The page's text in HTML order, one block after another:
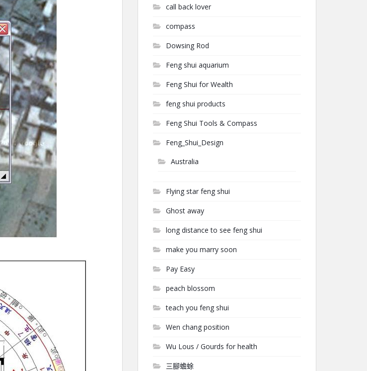
call back lover
compass
Dowsing Rod
Feng shui aquarium
Feng Shui for Wealth
feng shui products
Feng Shui Tools & Compass
Feng_Shui_Design
Australia
Flying star feng shui
Ghost away
long distance to see feng shui
make you marry soon
Pay Easy
peach blossom
teach you feng shui
Wen chang position
Wu Lous / Gourds for health
三腳蟾蜍